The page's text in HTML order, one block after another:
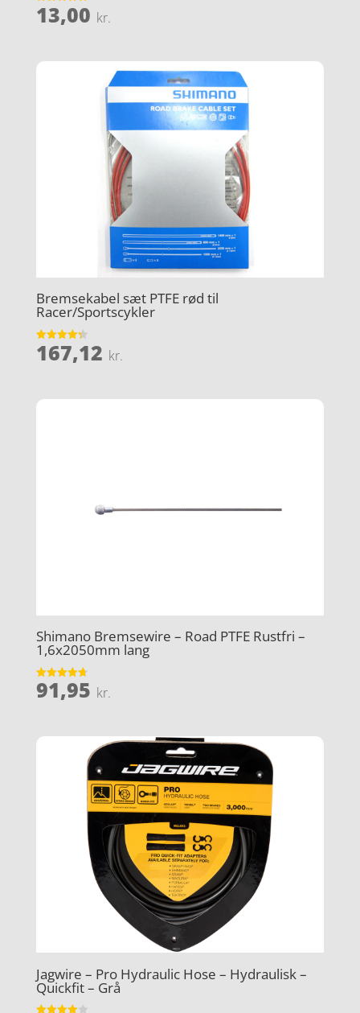
Vurderet
4.8
13,00 kr.
Bremsekabel sæt PTFE rød til
Racer/Sportscykler
Vurderet
167,12 kr.
Shimano Bremsewire – Road PTFE Rustfri –
1,6x2050mm lang
Vurderet
4.7
91,95 kr.
Jagwire – Pro Hydraulic Hose – Hydraulisk –
Quickfit – Grå